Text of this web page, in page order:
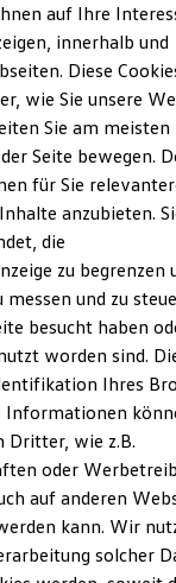
Updates
der Pieke auf
zum
2002 die
drei
diesem
die
unter
Jahren
auf Ihre
innerhalb und
Diese
wie Sie unsere
Sie am meisten
Seite bewegen.
für Sie
anzubieten.
die
zu begrenzen
und zu
besucht haben
worden sind.
Ihres
Informationen
Dritter, wie z.B.
oder
auf anderen
kann. Wir
solcher